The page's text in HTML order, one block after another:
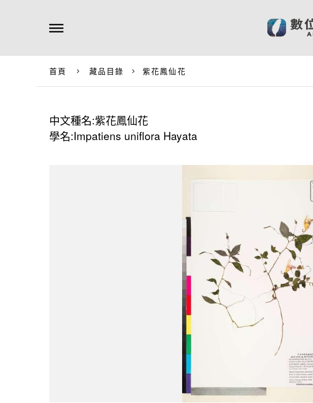
首頁 藏品目錄 紫花鳳仙花
中文種名:紫花鳳仙花
學名:Impatiens uniflora Hayata